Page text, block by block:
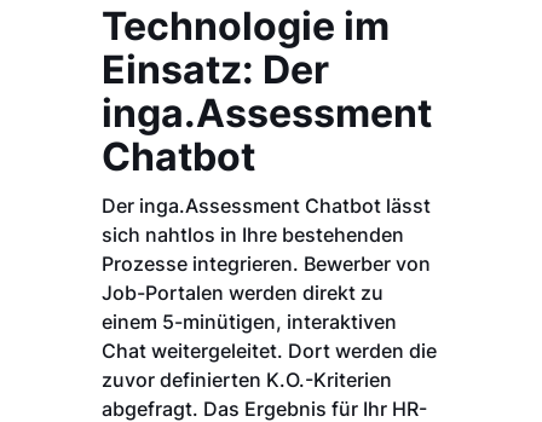
Technologie im
Einsatz: Der
inga.Assessment
Chatbot
Der inga.Assessment Chatbot lässt
sich nahtlos in Ihre bestehenden
Prozesse integrieren. Bewerber von
Job-Portalen werden direkt zu
einem 5-minütigen, interaktiven
Chat weitergeleitet. Dort werden die
zuvor definierten K.O.-Kriterien
abgefragt. Das Ergebnis für Ihr HR-